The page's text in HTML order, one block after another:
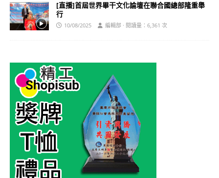
[直播]首屆世界畢干文化論壇在聯合國總部隆重舉
行
10/08/2025 編輯部 · 閱讀量：6,361 次